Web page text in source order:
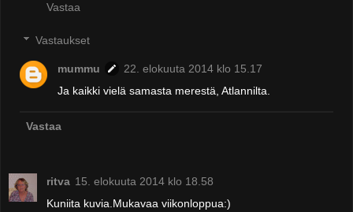
Vastaa
Vastaukset
mummu
22. elokuuta 2014 klo 15.17
Ja kaikki vielä samasta merestä, Atlannilta.
Vastaa
ritva 15. elokuuta 2014 klo 18.58
Kuniita kuvia.Mukavaa viikonloppua:)